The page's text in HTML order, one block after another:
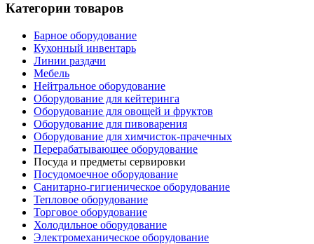
Категории товаров
Барное оборудование
Кухонный инвентарь
Линии раздачи
Мебель
Нейтральное оборудование
Оборудование для кейтеринга
Оборудование для овощей и фруктов
Оборудование для пивоварения
Оборудование для химчисток-прачечных
Перерабатывающее оборудование
Посуда и предметы сервировки
Посудомоечное оборудование
Санитарно-гигиеническое оборудование
Тепловое оборудование
Торговое оборудование
Холодильное оборудование
Электромеханическое оборудование